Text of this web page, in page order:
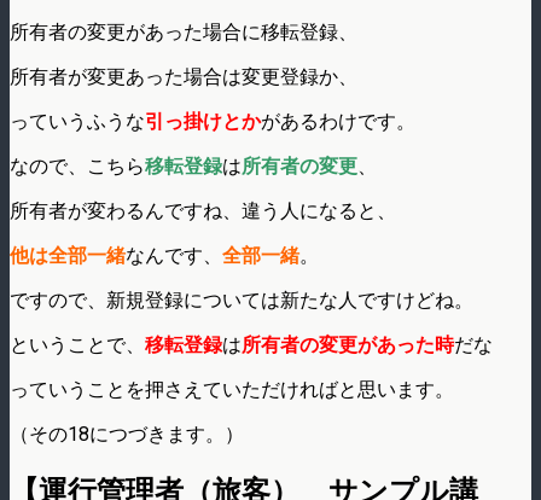
所有者の変更があった場合に移転登録、
所有者が変更あった場合は変更登録か、
っていうふうな引っ掛けとかがあるわけです。
なので、こちら移転登録は所有者の変更、
所有者が変わるんですね、違う人になると、
他は全部一緒なんです、 全部一緒。
ですので、新規登録については新たな人ですけどね。
ということで、 移転登録は所有者の変更があった時だな
っていうことを押さえていただければと思います。
（その18につづきます。）
【運行管理者（旅客） サンプル講